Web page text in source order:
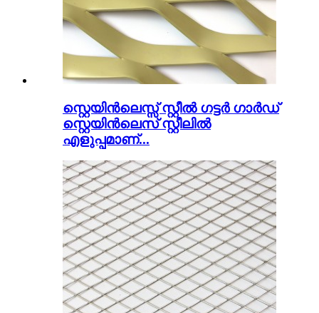
സ്റ്റെയിൻലെസ്സ് സ്റ്റീൽ ഗട്ടർ ഗാർഡ്
സ്റ്റെയിൻലെസ് സ്റ്റീലിൽ
എളുപ്പമാണ്...